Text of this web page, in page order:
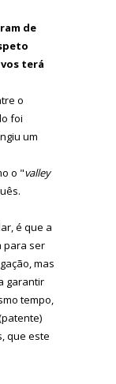
de
terá
o
foi
um
o "valley
é que a
para ser
mas
garantir
tempo,
que este